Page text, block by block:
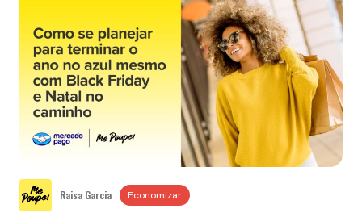
Raisa Garcia Economizar